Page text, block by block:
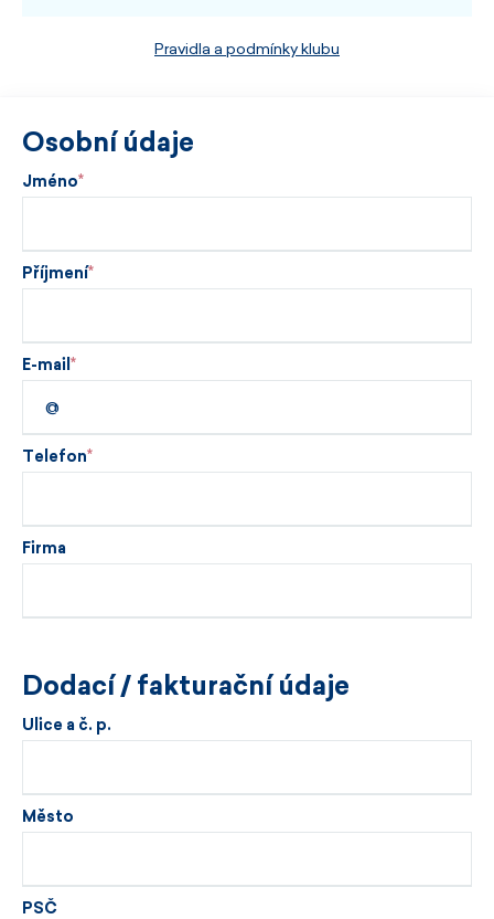
Pravidla a podmínky klubu
Osobní údaje
Jméno
Příjmení
E-mail
Telefon
Firma
Dodací / fakturační údaje
Ulice a č. p.
Město
PSČ